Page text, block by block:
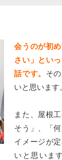
会うのが初
さい」とい
話です。 そ
いと思います
また、屋根
そう」、「
イメージが
いと思いま